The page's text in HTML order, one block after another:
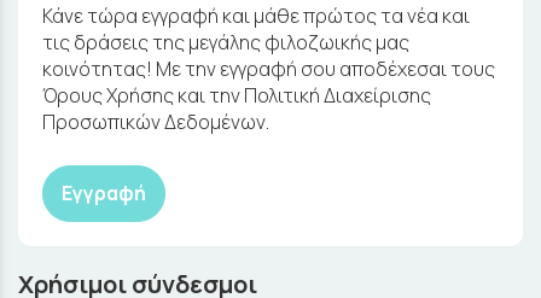
Κάνε τώρα εγγραφή και μάθε πρώτος τα νέα και
τις δράσεις της μεγάλης φιλοζωικής μας
κοινότητας! Με την εγγραφή σου αποδέχεσαι τους
Όρους Χρήσης και την Πολιτική Διαχείρισης
Προσωπικών Δεδομένων.
Εγγραφή
Χρήσιμοι σύνδεσμοι